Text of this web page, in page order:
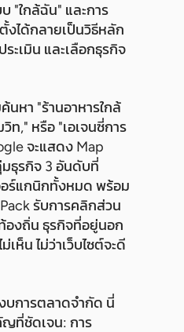
"ใกล้ฉัน" และการ
ได้กลายเป็นวิธีหลัก
ะเมิน และเลือกธุรกิจ
นหา "ร้านอาหารใกล้
ท," หรือ "เอเจนซี่การ
จะแสดง Map
ธุรกิจ 3 อันดับที่
ร์แกนิกทั้งหมด พร้อม
รับการคลิกส่วน
องถิ่น ธุรกิจที่อยู่นอก
ห็น ไม่ว่าเว็บไซต์จะดี
บการตลาดจำกัด นี่
ที่ชัดเจน: การ